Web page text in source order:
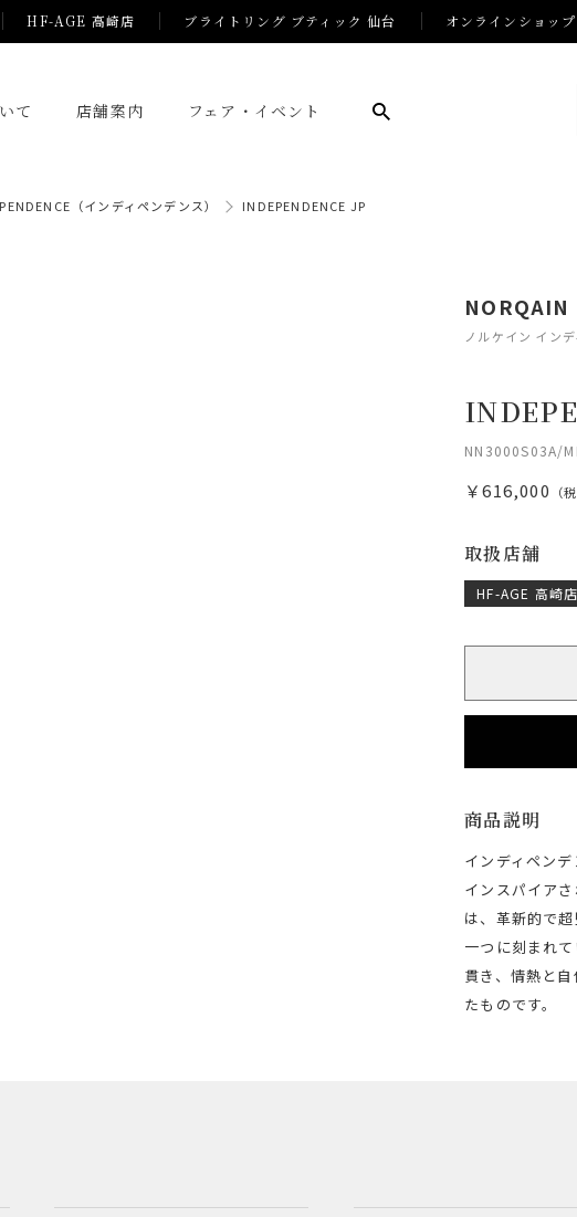
HF-AGE 高崎店 ブライトリング ブティック 仙台 オンラインショップ
て 店舗案内 フェア・イベント
（インディペンデンス） INDEPENDENCE JP
NORQAIN
ノルケイン イン
NN3000S03A/
￥616,000 （
取扱店舗
HF-AGE 高崎店
商品説明
インディペン
インスパイア
は、革新的で
一つに刻まれ
貫き、情熱と
たものです。